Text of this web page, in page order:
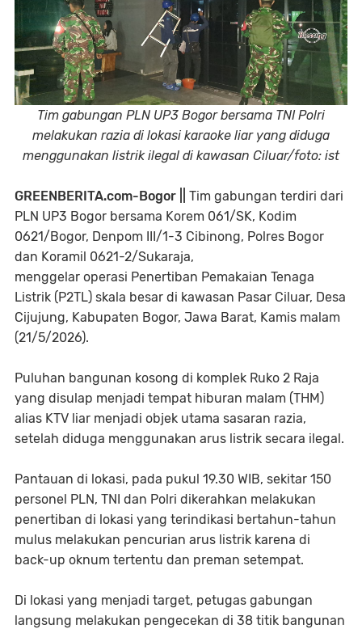
Tim gabungan PLN UP3 Bogor bersama TNI Polri
melakukan razia di lokasi karaoke liar yang diduga
menggunakan listrik ilegal di kawasan Ciluar/foto: ist
GREENBERITA.com-Bogor || Tim gabungan terdiri dari
PLN UP3 Bogor bersama Korem 061/SK, Kodim
0621/Bogor, Denpom III/1-3 Cibinong, Polres Bogor
dan Koramil 0621-2/Sukaraja,
menggelar operasi Penertiban Pemakaian Tenaga
Listrik (P2TL) skala besar di kawasan Pasar Ciluar, Desa
Cijujung, Kabupaten Bogor, Jawa Barat, Kamis malam
(21/5/2026).
Puluhan bangunan kosong di komplek Ruko 2 Raja
yang disulap menjadi tempat hiburan malam (THM)
alias KTV liar menjadi objek utama sasaran razia,
setelah diduga menggunakan arus listrik secara ilegal.
Pantauan di lokasi, pada pukul 19.30 WIB, sekitar 150
personel PLN, TNI dan Polri dikerahkan melakukan
penertiban di lokasi yang terindikasi bertahun-tahun
mulus melakukan pencurian arus listrik karena di
back-up oknum tertentu dan preman setempat.
Di lokasi yang menjadi target, petugas gabungan
langsung melakukan pengecekan di 38 titik bangunan